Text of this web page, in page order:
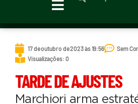
17 de outubro de 2023 às 19:56
Sem
Visualizações: 0
TARDE DE AJUSTES
Marchiori arma